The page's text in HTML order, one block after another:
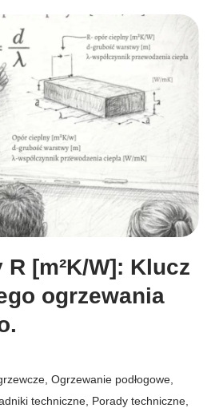
[m²K/W]: Klucz
ogrzewania
Ogrzewanie podłogowe
techniczne Porady techniczne